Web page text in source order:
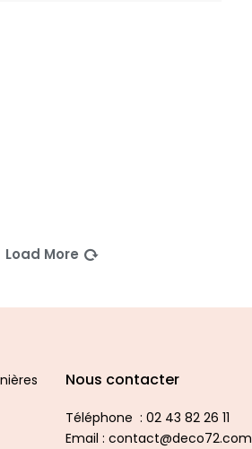
Load More
Nous contacter
Téléphone : 02 43 82 26 11
Email : contact@deco72.com